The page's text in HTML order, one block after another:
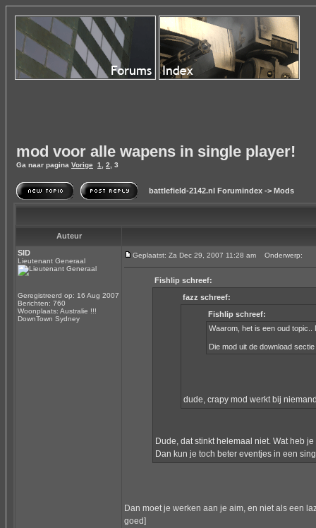
mod voor alle wapens in single player!
Ga naar pagina Vorige 1 2 3
battlefield-2142.nl Forumindex -> Mods
Auteur
SID
Lieutenant Generaal
Geregistreerd op: 16 Aug 2007
Berichten: 760
Woonplaats: Australie !!!
DownTown Sydney
Geplaatst: Za Dec 29, 2007 11:28 am Onderwerp:
Fishlip schreef:
fazz schreef:
Fishlip schreef:
Waarom, het is een oud
Die mod uit de download
dude, crapy mod werkt bij
Dude, dat stinkt helemaal niet. Wat heb
Dan kun je toch beter eventjes in een
Dan moet je werken aan je aim, en niet als een
goed]